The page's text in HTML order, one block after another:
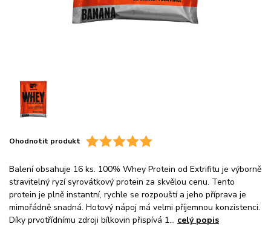
Ohodnotit produkt
Balení obsahuje 16 ks. 100% Whey Protein od Extrifitu je výborně
stravitelný ryzí syrovátkový protein za skvělou cenu. Tento
protein je plně instantní, rychle se rozpouští a jeho příprava je
mimořádně snadná. Hotový nápoj má velmi příjemnou konzistenci.
Díky prvotřídnímu zdroji bílkovin přispívá 1... celý popis